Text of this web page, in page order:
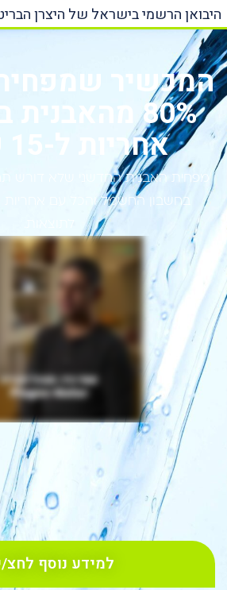
היבואן הרשמי בישראל של היצרן
המכשיר
80%
אחריות ל-15 שנים!
מפחית האבנית החדשני שלא דורש
בחשבון החשמל והכל עם אחריות
לתוצאות.
למידע נוסף לחצ/